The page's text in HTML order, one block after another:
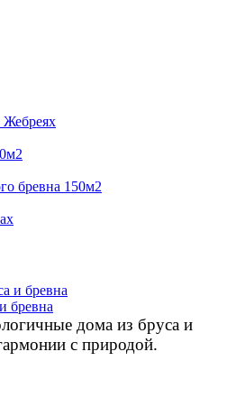
Жебреях
бревна 150м2
бревна
дома из бруса и
с природой.